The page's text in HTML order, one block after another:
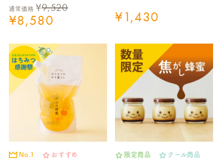
通常価格 ¥9,520
¥8,580 ¥1,430
No.1 おすすめ 限定商品 クール商品